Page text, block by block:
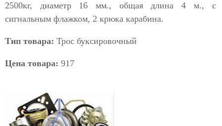
2500кг, диаметр 16 мм., общая длина 4 м., с
сигнальным флажком, 2 крюка карабина.
Тип товара: Трос буксировочный
Цена товара: 917